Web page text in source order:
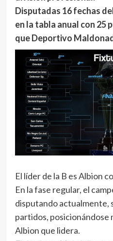
Disputadas 16 fechas
en la tabla anual con 25
que Deportivo
El líder de la B es Albion
En la fase regular, el
disputando actualmente,
partidos, posicionándose
Albion que lidera.